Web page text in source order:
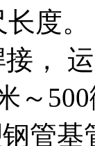
长度
，
～
管